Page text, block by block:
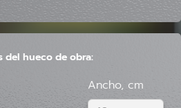
del hueco de obra:
Ancho, cm